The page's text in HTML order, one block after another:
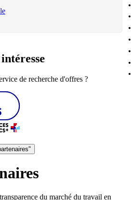
de recherche d'offres ?
du marché du travail en